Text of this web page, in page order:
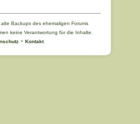
Backups des ehemaligen Forums
keine Verantwortung für die Inhalte.
- Kontakt